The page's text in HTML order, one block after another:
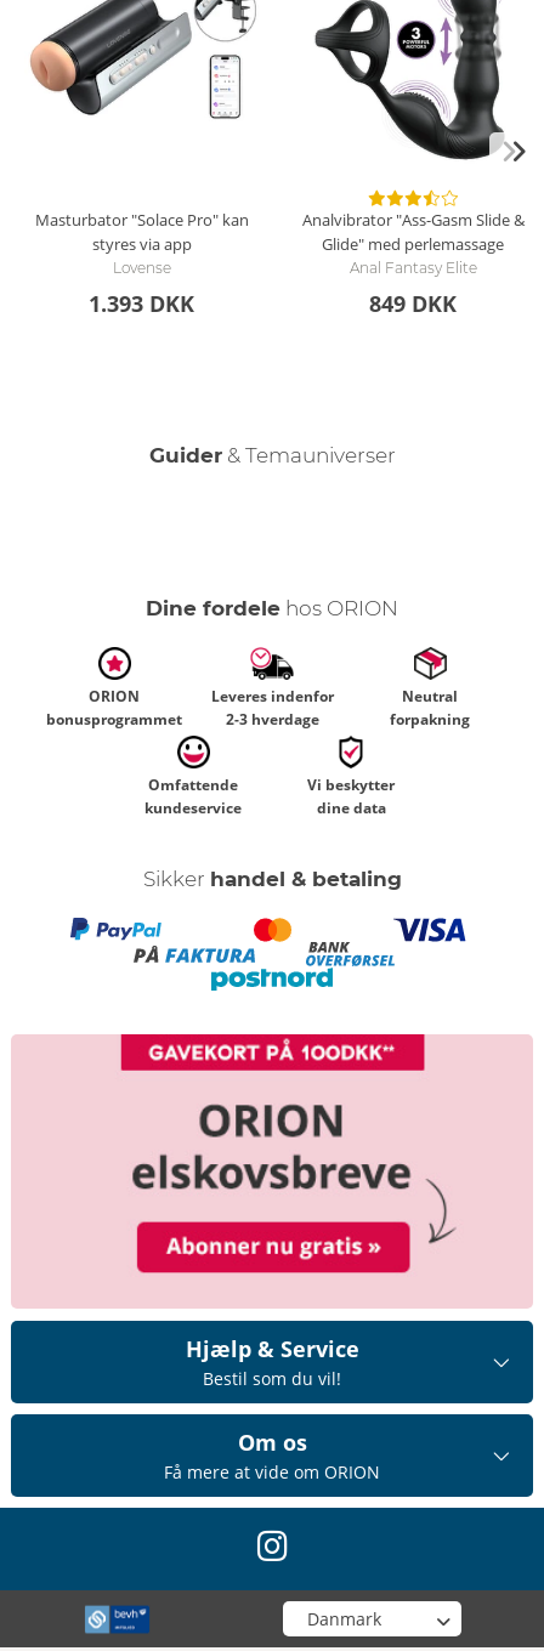
Masturbator "Solace Pro" kan
styres via app
Lovense
1.393 DKK
Analvibrator "Ass-Gasm Slide &
Glide" med perlemassage
Anal Fantasy Elite
849 DKK
Guider& Temauniverser
Køb Real Dolls – Din guide
Den mandlige orgasme
Hold det rent – rengøring af onani-legetøj
Dine fordele hos ORION
ORION
bonusprogrammet
Leveres indenfor
2-3 hverdage
Neutral
forpakning
Omfattende
kundeservice
Vi beskytter
dine data
Sikker handel & betaling
Hjælp & Service
Bestil som du vil!
Om os
Få mere at vide om ORION
instagram
Vælg din butik